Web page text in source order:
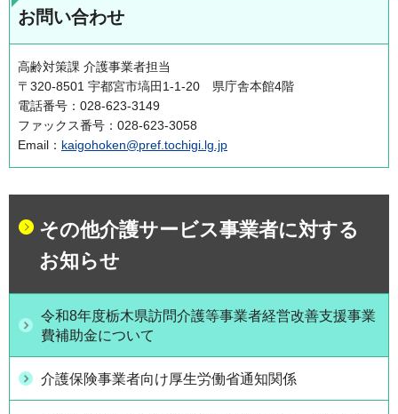
お問い合わせ
高齢対策課 介護事業者担当
〒320-8501 宇都宮市塙田1-1-20 県庁舎本館4階
電話番号：028-623-3149
ファックス番号：028-623-3058
Email： kaigohoken@pref.tochigi.lg.jp
その他介護サービス事業者に対する
お知らせ
令和8年度栃木県訪問介護等事業者経営改善支援事業
費補助金について
介護保険事業者向け厚生労働省通知関係